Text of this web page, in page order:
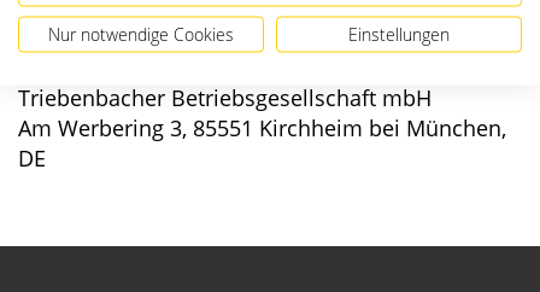
Angaben zur Produktsicherheit
Hersteller/EU verantwortliche Person:
Triebenbacher Betriebsgesellschaft mbH
Am Werbering 3, 85551 Kirchheim bei München,
DE
Nur notwendige Cookies Einstellungen